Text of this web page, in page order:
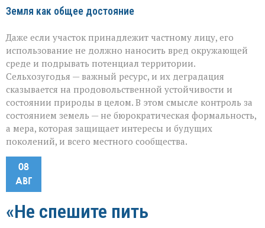
Земля как общее достояние
Даже если участок принадлежит частному лицу, его
использование не должно наносить вред окружающей
среде и подрывать потенциал территории.
Сельхозугодья — важный ресурс, и их деградация
сказывается на продовольственной устойчивости и
состоянии природы в целом. В этом смысле контроль за
состоянием земель — не бюрократическая формальность,
а мера, которая защищает интересы и будущих
поколений, и всего местного сообщества.
08
АВГ
«Не спешите пить